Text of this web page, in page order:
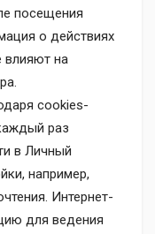
посещения
о действиях
влияют на
cookies-
раз
в Личный
например,
Интернет-
для ведения